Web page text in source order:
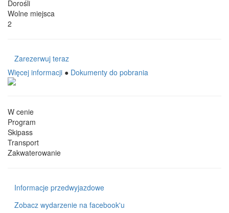
Dorośli
Wolne miejsca
2
Zarezerwuj teraz
Więcej informacji ● Dokumenty do pobrania
W cenie
Program
Skipass
Transport
Zakwaterowanie
Informacje przedwyjazdowe
Zobacz wydarzenie na facebook'u